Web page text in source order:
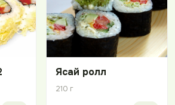
Ясай ролл
210 г